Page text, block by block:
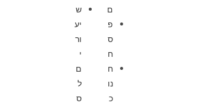
ם
פ
ס
ח
ח
נו
כ
ש
יע
ור
י
ם
ל
ס